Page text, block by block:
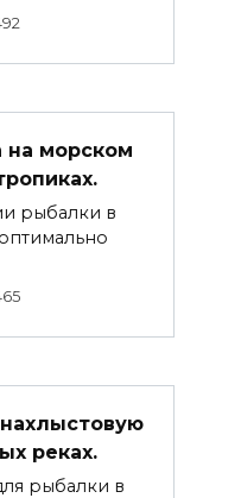
на морском
рыбалки в
реках.
рыбалки в